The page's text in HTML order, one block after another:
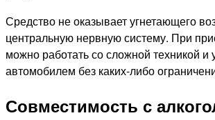
Средство не оказывает угнетающего
центральную нервную систему. При
можно работать со сложной техникой и
автомобилем без каких-либо
Совместимость с